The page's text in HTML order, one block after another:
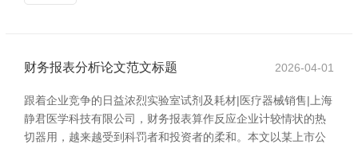
财务报表分析论文范文标题 2026-04-01
跟着企业竞争的日益浓烈实验室试剂及耗材|医疗器械销售|上海
静君医学科技有限公司，财务报表算作反应企业计较情状的热
切器用，越来越受到科罚者和投资者的柔和。本文以某上市公